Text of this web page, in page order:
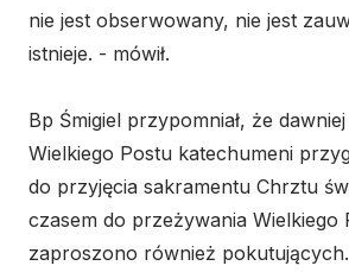
KONTAKT
Dane kurii
Kalendarz liturgiczny
nie jest obserwowany, nie jest
istnieje. - mówił.
Bp Śmigiel przypomniał, że
Wielkiego Postu katechumeni
do przyjęcia sakramentu Chrztu
czasem do przeżywania Wielkiego
zaproszono również